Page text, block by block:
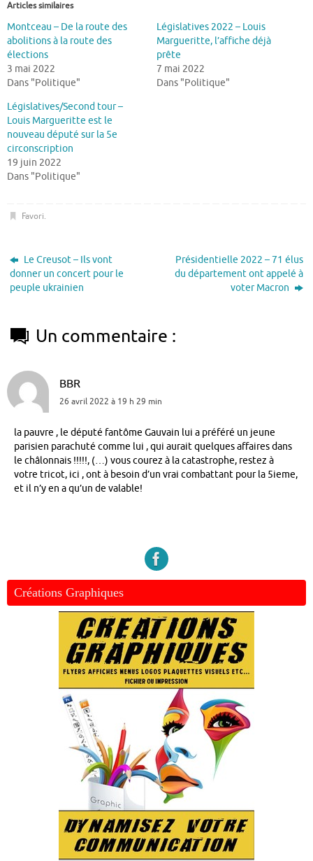
Articles similaires
Montceau – De la route des
abolitions à la route des
élections
3 mai 2022
Dans "Politique"
Législatives 2022 – Louis
Margueritte, l’affiche déjà
prête
7 mai 2022
Dans "Politique"
Législatives/Second tour –
Louis Margueritte est le
nouveau député sur la 5e
circonscription
19 juin 2022
Dans "Politique"
Favori.
Le Creusot – Ils vont
donner un concert pour le
peuple ukrainien
Présidentielle 2022 – 71 élus
du département ont appelé à
voter Macron
Un commentaire :
BBR
26 avril 2022 à 19 h 29 min
la pauvre , le député fantôme Gauvain lui a préféré un jeune
parisien parachuté comme lui , qui aurait quelques affaires dans
le châlonnais !!!!!, (…) vous courez à la catastrophe, restez à
votre tricot, ici , ont à besoin d’un vrai combattant pour la 5ieme,
et il n’y en a qu’un de valable!
Créations Graphiques